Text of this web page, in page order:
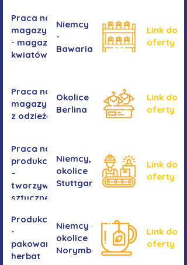
Praca na
magazynie
- magazyn
kwiatów
Niemcy
-
Bawaria
Link do
oferty
Praca na
magazynie
z odzieżą
Okolice
Berlina
Link do
oferty
Praca na
produkcji
–
tworzywa
sztuczne
Niemcy,
okolice
Stuttgartu
Link do
oferty
Produkcja
-
pakowanie
herbat
Niemcy -
okolice
Norymbergii
Link do
oferty